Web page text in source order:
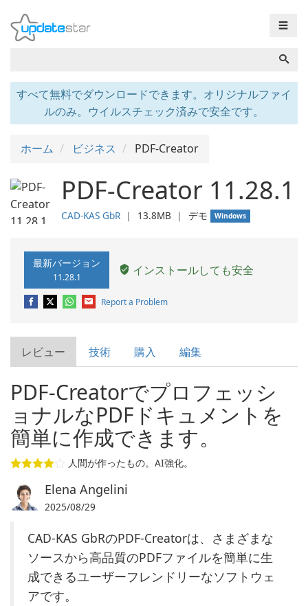
☰
すべて無料でダウンロードできます。オリジナルファイ
ルのみ。ウイルスチェック済みで安全です。
ホーム ビジネス PDF-Creator
PDF-Creator 11.28.1
CAD-KAS GbR ❘ 13.8MB ❘ デモ Windows
最新バージョン
11.28.1 インストールしても安全
Report a Problem
レビュー 技術 購入 編集
PDF-Creatorでプロフェッシ
ョナルなPDFドキュメントを
簡単に作成できます。
人間が作ったもの。AI強化。
Elena Angelini
2025/08/29
CAD-KAS GbRのPDF-Creatorは、さまざまな
ソースから高品質のPDFファイルを簡単に生
成できるユーザーフレンドリーなソフトウェ
アです。